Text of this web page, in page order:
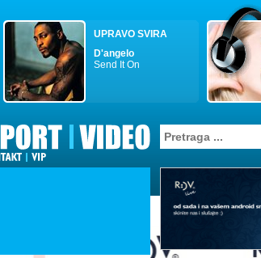
UPRAVO SVIRA
D'angelo
Send It On